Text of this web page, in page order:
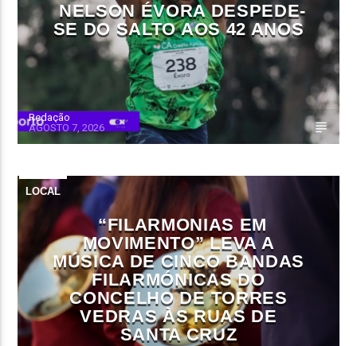
NELSON ÉVORA DESPEDE-
SE DO SALTO AOS 42 ANOS
Redação
AGOSTO 7, 2026
LOCAL
“FILARMONIAS EM
MOVIMENTO” LEVA A
MÚSICA DE CINCO BANDAS
FILARMÓNICAS DO
CONCELHO DE TORRES
VEDRAS ÀS RUAS DE
SANTA CRUZ